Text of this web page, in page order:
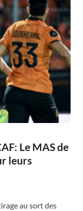
Le MAS de
leurs
au sort des